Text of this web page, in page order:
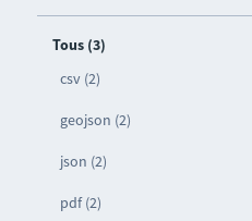
Tous (3)
csv (2)
geojson (2)
json (2)
pdf (2)